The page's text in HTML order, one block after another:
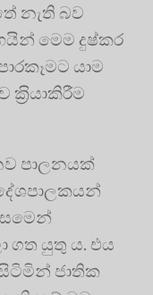
නැති බව
මෙම දුෂ්කර
යාම
පාලනයක්
ගත යුතු ය. එය
ජාතික